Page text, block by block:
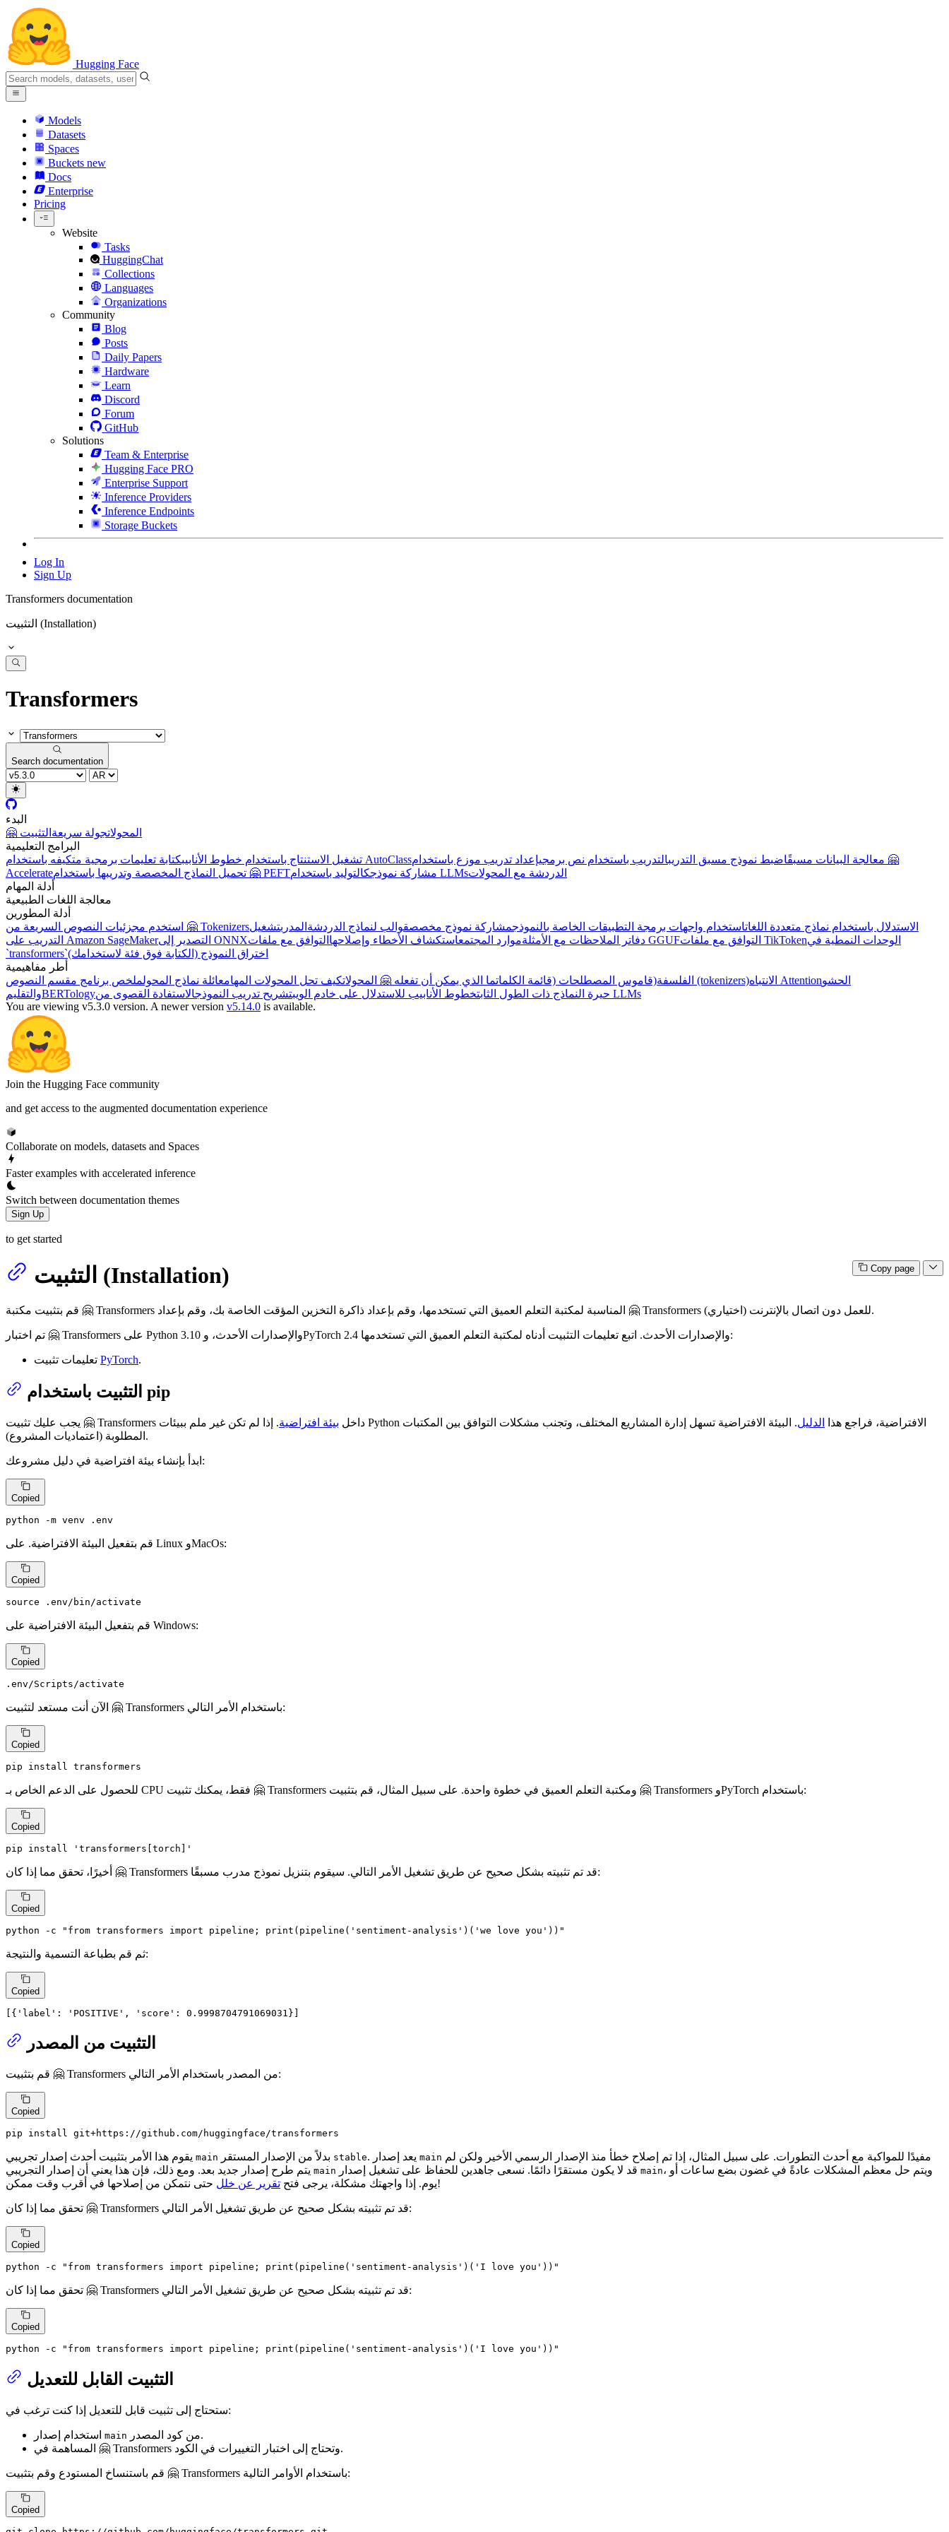
Hugging Face
Models
Datasets
Spaces
Buckets new
Docs
Enterprise
Pricing
Website
Tasks
HuggingChat
Collections
Languages
Organizations
Community
Blog
Posts
Daily Papers
Hardware
Learn
Discord
Forum
GitHub
Solutions
Team & Enterprise
Hugging Face PRO
Enterprise Support
Inference Providers
Inference Endpoints
Storage Buckets
Log In
Sign Up
Transformers documentation
التثبيت (Installation)
Transformers
Search documentation
البدء
🤗 المحولاتجولة سريعة التثبيت
البرامج التعليمية
تشغيل الاستنتاج باستخدام خطوط الأنابيب كتابة تعليمات برمجية متكيفه باستخدام AutoClass معالجة البيانات مسبقًاضبط نموذج مسبق التدريبالتدريب باستخدام نص برمجيإعداد تدريب موزع باستخدام 🤗
Accelerate
تحميل النماذج المخصصة وتدريبها باستخدام 🤗 PEFT مشاركة نموذجك التوليد باستخدام LLMsالدردشة مع المحولات
أدلة المهام
معالجة اللغات الطبيعية
أدلة المطورين
استخدم مجزئيات النصوص السريعة من 🤗 Tokenizers
الاستدلال باستخدام نماذج متعددة اللغاتاستخدام واجهات برمجة التطبيقات الخاصة بالنموذجمشاركة نموذج مخصصقوالب لنماذج الدردشة المدربتشغيل
التدريب على Amazon SageMaker
التصدير إلى ONNX دفاتر الملاحظات مع الأمثلةموارد المجتمعاستكشاف الأخطاء وإصلاحها التوافق مع ملفات GGUF التوافق مع ملفات TikTokenالوحدات النمطية في
`transformers`اختراق النموذج (الكتابة فوق فئة لاستخدامك)
أطر مفاهيمية
الفلسفة(قاموس المصطلحات (قائمة الكلماتما الذي يمكن أن تفعله 🤗 المحولاتكيف تحل المحولات المهامعائلة نماذج المحول ملخص برنامج مقسم النصوص (tokenizers) الانتباه Attentionالحشو
والتقليمBERTology حيرة النماذج ذات الطول الثابتخطوط الأنابيب للاستدلال على خادم الويبتشريح تدريب النموذج
الاستفادة القصوى من LLMs
You are viewing v5.3.0 version. A newer version v5.14.0 is available.
Join the Hugging Face community
and get access to the augmented documentation experience
Collaborate on models, datasets and Spaces
Faster examples with accelerated inference
Switch between documentation themes
Sign Up
to get started
Copy page التثبيت (Installation)
قم بتثبيت مكتبة 🤗 Transformers المناسبة لمكتبة التعلم العميق التي تستخدمها، وقم بإعداد ذاكرة التخزين المؤقت الخاصة بك، وقم بإعداد 🤗 Transformers للعمل دون اتصال بالإنترنت (اختياري).
تم اختبار 🤗 Transformers على Python 3.10 والإصدارات الأحدث، وPyTorch 2.4 والإصدارات الأحدث. اتبع تعليمات التثبيت أدناه لمكتبة التعلم العميق التي تستخدمها:
PyTorch.
التثبيت باستخدام pip
يجب عليك تثبيت 🤗 Transformers داخل بيئة افتراضية . إذا لم تكن غير ملم ببيئات Python الافتراضية، فراجع هذا الدليل. البيئة الافتراضية تسهل إدارة المشاريع المختلف، وتجنب مشكلات التوافق بين المكتبات
المطلوبة (اعتماديات المشروع).
ابدأ بإنشاء بيئة افتراضية في دليل مشروعك:
Copied
python -m venv . env
قم بتفعيل البيئة الافتراضية. على Linux وMacOs:
Copied
source . env /bin/activate
قم بتفعيل البيئة الافتراضية على Windows:
Copied
. env/Scripts/activate
الآن أنت مستعد لتثبيت 🤗 Transformers باستخدام الأمر التالي:
Copied
pip install transformers
للحصول على الدعم الخاص بـ CPU فقط، يمكنك تثبيت 🤗 Transformers ومكتبة التعلم العميق في خطوة واحدة. على سبيل المثال، قم بتثبيت 🤗 Transformers وPyTorch باستخدام:
Copied
pip install 'transformers[torch]'
أخيرًا، تحقق مما إذا كان 🤗 Transformers قد تم تثبيته بشكل صحيح عن طريق تشغيل الأمر التالي. سيقوم بتنزيل نموذج مدرب مسبقًا:
Copied
python -c "from transformers import pipeline; print(pipeline('sentiment-analysis')('we love you'))"
ثم قم بطباعة التسمية والنتيجة:
Copied
[{ 'label' : 'POSITIVE' , 'score' : 0.9998704791069031}]
التثبيت من المصدر
قم بتثبيت 🤗 Transformers من المصدر باستخدام الأمر التالي:
Copied
pip install git+https://github.com/huggingface/transformers
main stable main
main main، ويتم حل معظم المشكلات عادةً في غضون بضع ساعات أو
يوم. إذا واجهتك مشكلة، يرجى فتح تقرير عن خلل حتى نتمكن من إصلاحها في أقرب وقت ممكن!
تحقق مما إذا كان 🤗 Transformers قد تم تثبيته بشكل صحيح عن طريق تشغيل الأمر التالي:
Copied
python -c "from transformers import pipeline; print(pipeline('sentiment-analysis')('I love you'))"
تحقق مما إذا كان 🤗 Transformers قد تم تثبيته بشكل صحيح عن طريق تشغيل الأمر التالي:
Copied
python -c "from transformers import pipeline; print(pipeline('sentiment-analysis')('I love you'))"
التثبيت القابل للتعديل
ستحتاج إلى تثبيت قابل للتعديل إذا كنت ترغب في:
main
من كود المصدر.
المساهمة في 🤗 Transformers وتحتاج إلى اختبار التغييرات في الكود.
قم باستنساخ المستودع وقم بتثبيت 🤗 Transformers باستخدام الأوامر التالية:
Copied